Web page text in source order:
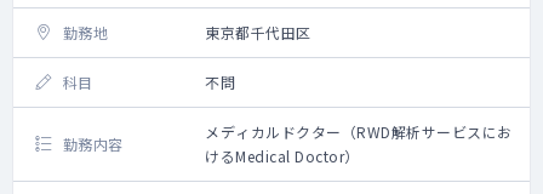
from early discovery through late-stage
clinical development
Drive translation of preclinical discoveries
into fit-for-purpose clinical biomarker
plans
Build and maintain strategic
collaborations with academic partners
and clinical sites
勤務地 東京都千代田区
科目 不問
勤務内容
メディカルドクター（RWD解析サービスにお
けるMedical Doctor）